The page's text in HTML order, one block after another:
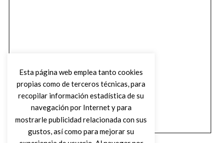
Esta página web emplea tanto cookies
propias como de terceros técnicas, para
recopilar información estadística de su
navegación por Internet y para
mostrarle publicidad relacionada con sus
gustos, así como para mejorar su